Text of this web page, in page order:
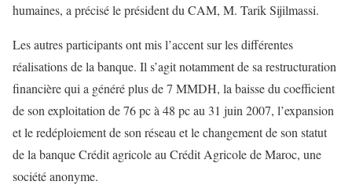
humaines, a précisé le président du CAM, M. Tarik Sijilmassi.
Les autres participants ont mis l’accent sur les différentes
réalisations de la banque. Il s’agit notamment de sa restructuration
financière qui a généré plus de 7 MMDH, la baisse du coefficient
de son exploitation de 76 pc à 48 pc au 31 juin 2007, l’expansion
et le redéploiement de son réseau et le changement de son statut
de la banque Crédit agricole au Crédit Agricole de Maroc, une
société anonyme.